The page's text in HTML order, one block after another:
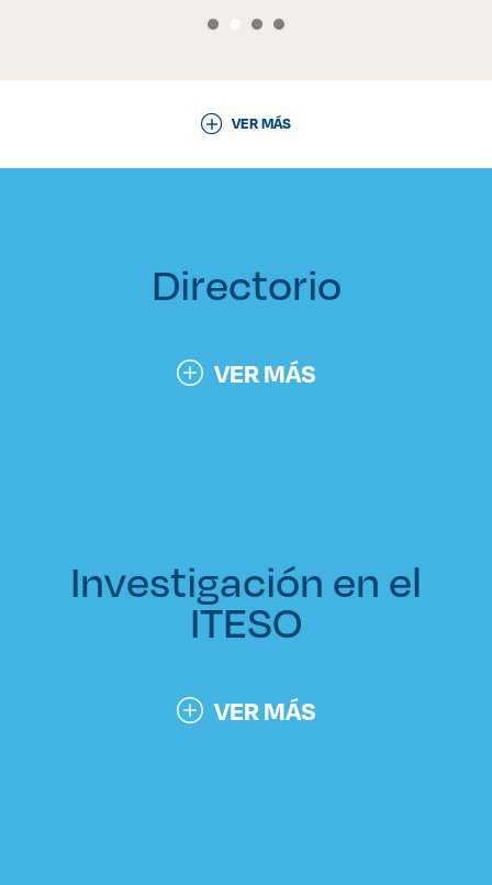
VER MÁS
Directorio
VER MÁS
Investigación en el
ITESO
VER MÁS